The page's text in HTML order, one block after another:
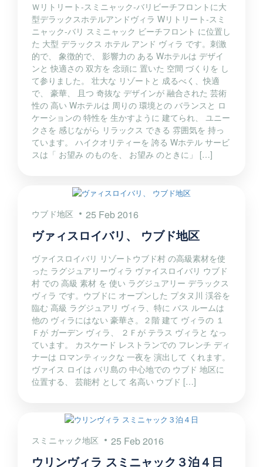
Ｗリトリート-スミニャック-バリビーチフロントに大
型デラックスホテルアンドヴィラ Wリトリート-スミ
ニャック-バリ スミニャック ビーチフロント に位置し
た 大型 デラックス ホテル アンド ヴィラ です。刺激
的で、 象徴的で、 影響力の ある Wホテルは デザイ
ンと 快適さの 双方を 念頭に 置いた 空間 づくりを し
て参りました。 壮大な リゾートと 成るべく、快適
で、 豪華、 且つ 奇抜な デザインが 融合された 芸術
性の 高い Wホテルは 周りの 環境との バランスと ロ
ケーションの 特性を 生かすように 建てられ、 ユニー
クさを 感じながら リラックス できる 雰囲気を 持っ
ています。 ハイクオリティーを 誇る Wホテル サービ
スは「 お望み のものを、 お望み のときに」 […]
ウブド地区 25 Feb 2016
ヴァィスロイバリ、 ウブド地区
ヴァイスロイバリ リゾートウブド村 の高級素材を使
った ラグジュアリーヴィラ ヴァイスロイバリ ウブド
村 での 高級 素材 を 使い ラグジュアリー デラックス
ヴィラ です。ウブドに オープンした プタヌ川 渓谷を
臨む 高級 ラグジュアリ ヴィラ、特に バス ルームは
他の ヴィラにはない 豪華さ。２階 建て ヴィラの １
Ｆが ガーデン ヴィラ、 ２Ｆが テラス ヴィラと なっ
ています。 カスケード レストランでの フレンチ ディ
ナーは ロマンティックな 一夜を 演出して くれます。
ヴァイス ロイは バリ島の 中心地での ウブド 地区に
位置する、 芸能村 として 名高い ウブド […]
スミニャック地区 25 Feb 2016
ウリンヴィラ スミニャック３泊４日